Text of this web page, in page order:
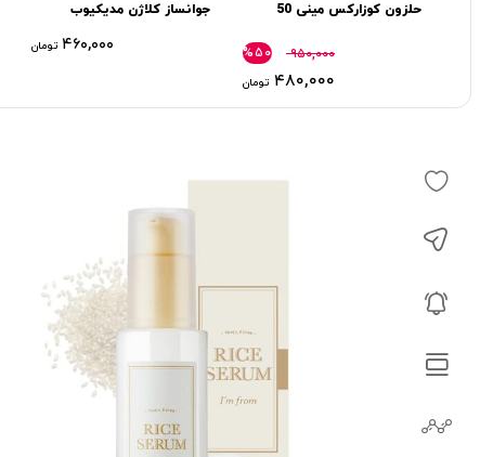
حلزون كوزاركس مینی 50
۹۵۰,۰۰۰
۴۸۰,۰۰۰ تومان
%۵۰
جوانساز کلاژن مدیکیوب
۴۶۰,۰۰۰ تومان